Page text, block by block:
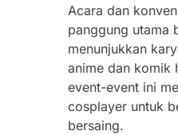
Acara dan
panggung utama
menunjukkan
anime dan komik
event-event ini
cosplayer untuk
bersaing.